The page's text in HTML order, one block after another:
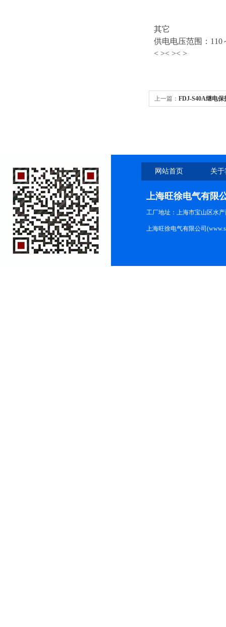
其它
供电电压范围：110
< >< >< >
上一篇： FDJ-S40A继电保
网站首页 关
上海旺徐电气有限
工厂地址：上海市宝山区水产
上海旺徐电气有限公司